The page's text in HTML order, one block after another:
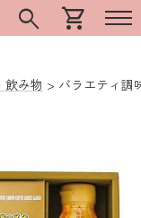
search shopping_cart
飲み物 バラエティ調